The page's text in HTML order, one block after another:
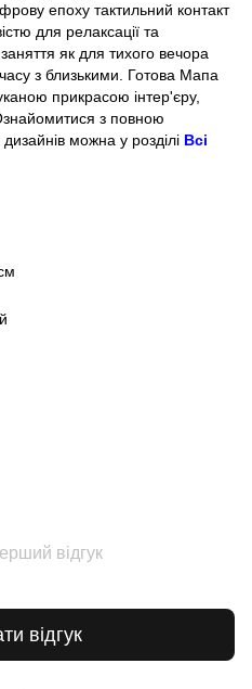
епоху тактильний контакт
для релаксації та
як для тихого вечора
з близькими. Готова Мапа
прикрасою інтер'єру,
з повною
можна у розділі Всі
відгук
відгук